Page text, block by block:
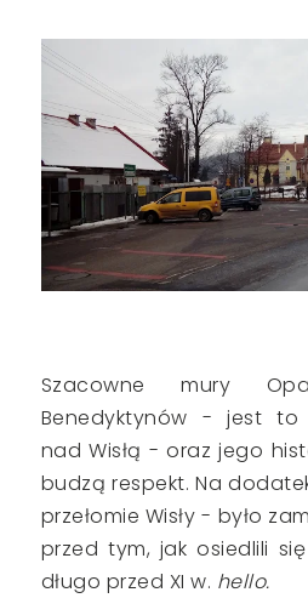
Szacowne mury
Benedyktynów - jest to
nad Wisłą - oraz jego
budzą respekt. Na
przełomie Wisły - było
przed tym, jak osiedlili
długo przed XI w. hello.